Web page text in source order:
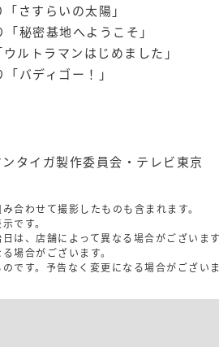
さすらいの太陽」
秘密基地へようこそ」
ルトラマンはじめました」
バディゴー！」
タイガ製作委員会・テレビ東京
合わせて撮影したものも含まれます。
です。
は、店舗によって異なる場合がございます
場合がございます。
です。予告なく変更になる場合がございま